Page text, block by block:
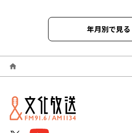
年月別で見る
2026年06月
2026年05月
2026年04月